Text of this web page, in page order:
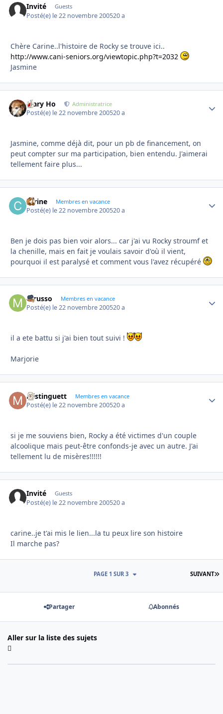
Invité Guests
Posté(e) le 22 novembre 200520 a
Chère Carine..l'histoire de Rocky se trouve ici..
http://www.cani-seniors.org/viewtopic.php?t=2032
Jasmine
Mary Ho Administratrice
Posté(e) le 22 novembre 200520 a
Jasmine, comme déjà dit, pour un pb de financement, on
peut compter sur ma participation, bien entendu. J'aimerai
tellement faire plus...
carine Membres en vacance
Posté(e) le 22 novembre 200520 a
Ben je dois pas bien voir alors... car j'ai vu Rocky stroumf et
la chenille, mais en fait je voulais savoir d'où il vient,
pourquoi il est paralysé et comment vous l'avez récupéré
mrusso Membres en vacance
Posté(e) le 22 novembre 200520 a
il a ete battu si j'ai bien tout suivi !
Marjorie
Mistinguett Membres en vacance
Posté(e) le 22 novembre 200520 a
si je me souviens bien, Rocky a été victimes d'un couple
alcoolique mais peut-être confonds-je avec un autre. J'ai
tellement lu de misères!!!!!!
Invité Guests
Posté(e) le 22 novembre 200520 a
carine..je t'ai mis le lien...la tu peux lire son histoire
Il marche pas?
SUIVANT
PAGE 1 SUR 3
Partager Abonnés
Aller sur la liste des sujets